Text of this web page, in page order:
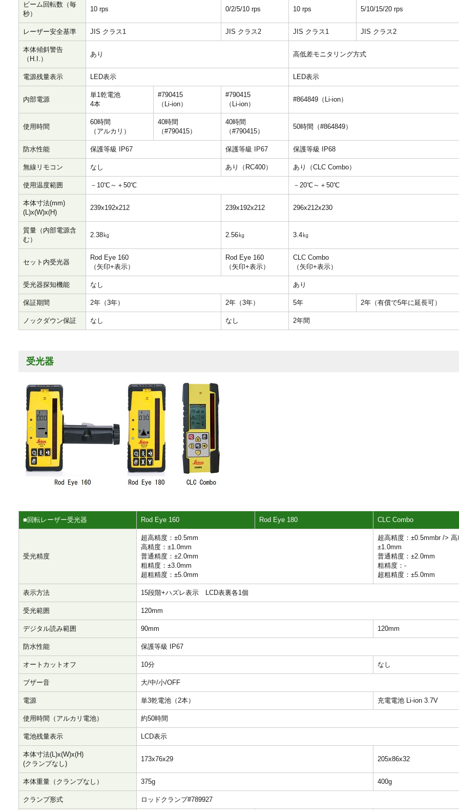
ビーム回転数（毎
秒）
10 rps 0/2/5/10 rps 10 rps 5/10/15/20 rps
レーザー安全基準 JIS クラス1 JIS クラス2 JIS クラス1 JIS クラス2
本体傾斜警告
（H.I.）
あり 高低差モニタリング方式
電源残量表示 LED表示 LED表示
内部電源
単1乾電池
4本
#790415
（Li-ion）
#790415
（Li-ion）
#864849（Li-ion）
使用時間
60時間
（アルカリ）
40時間
（#790415）
40時間
（#790415）
50時間（#864849）
防水性能 保護等級 IP67 保護等級 IP67 保護等級 IP68
無線リモコン なし あり（RC400） あり（CLC Combo）
使用温度範囲 －10℃～＋50℃ －20℃～＋50℃
本体寸法(mm)
(L)x(W)x(H)
239x192x212 239x192x212 296x212x230
質量（内部電源含
む）
2.38㎏ 2.56㎏ 3.4㎏
セット内受光器
Rod Eye 160
（矢印+表示）
Rod Eye 160
（矢印+表示）
CLC Combo
（矢印+表示）
受光器探知機能 なし あり
保証期間 2年（3年） 2年（3年） 5年 2年（有償で5年に延長可）
ノックダウン保証 なし なし 2年間
受光器
■回転レーザー受光器 Rod Eye 160 Rod Eye 180 CLC Combo
受光精度
超高精度：±0.5mm
高精度：±1.0mm
普通精度：±2.0mm
粗精度：±3.0mm
超粗精度：±5.0mm
超高精度：±0.5mmbr /> 高
±1.0mm
普通精度：±2.0mm
粗精度：-
超粗精度：±5.0mm
表示方法 15段階+ハズレ表示 LCD表裏各1個
受光範囲 120mm
デジタル読み範囲 90mm 120mm
防水性能 保護等級 IP67
オートカットオフ 10分 なし
ブザー音 大/中/小/OFF
電源 単3乾電池（2本） 充電電池 Li-ion 3.7V
使用時間（アルカリ電池） 約50時間
電池残量表示 LCD表示
本体寸法(L)x(W)x(H)
(クランプなし)
173x76x29 205x86x32
本体重量（クランプなし） 375g 400g
クランプ形式 ロッドクランプ#789927